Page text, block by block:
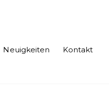
Neuigkeiten Kontakt